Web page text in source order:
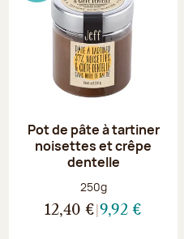
Pot de pâte à tartiner
noisettes et crêpe
dentelle
Poids net :
250g
12,40 € 9,92 €